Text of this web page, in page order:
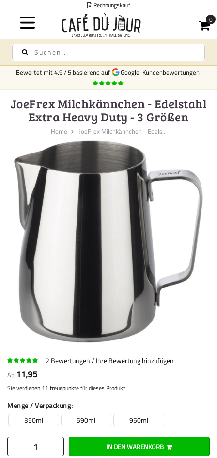
Rechnungskauf
Bewertet mit4.9/5 basierend auf Google-Kundenbewertungen
JoeFrex Milchkännchen - Edelstahl
Extra Heavy Duty - 3 Größen
Home JoeFrex Milchkännchen - Edels...
2 Bewertungen Ihre Bewertung hinzufügen
Ab 11,95
Sie verdienen 11 treuepunkte für dieses Produkt
Menge / Verpackung
350ml
590ml 950ml
IN DEN WARENKORB